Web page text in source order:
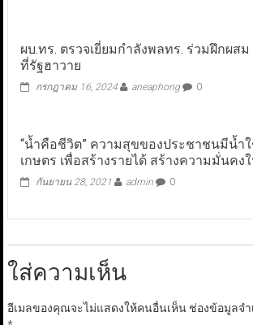
ผบ.ทร. ตรวจเยี่ยมกำลังพลทร. ร่วมฝึกผสม
ที่รัฐฮาวาย
กรกฎาคม 16, 2024 aneaphong 0
“น้ำคือชีวิต” ความสุขของประชาชนมีน้ำ
เกษตร เพื่อสร้างรายได้ สร้างความมั่นคง
กันยายน 28, 2021 admin 0
ใส่ความเห็น
อีเมลของคุณจะไม่แสดงให้คนอื่นเห็น ช่องข้อมูลจำ